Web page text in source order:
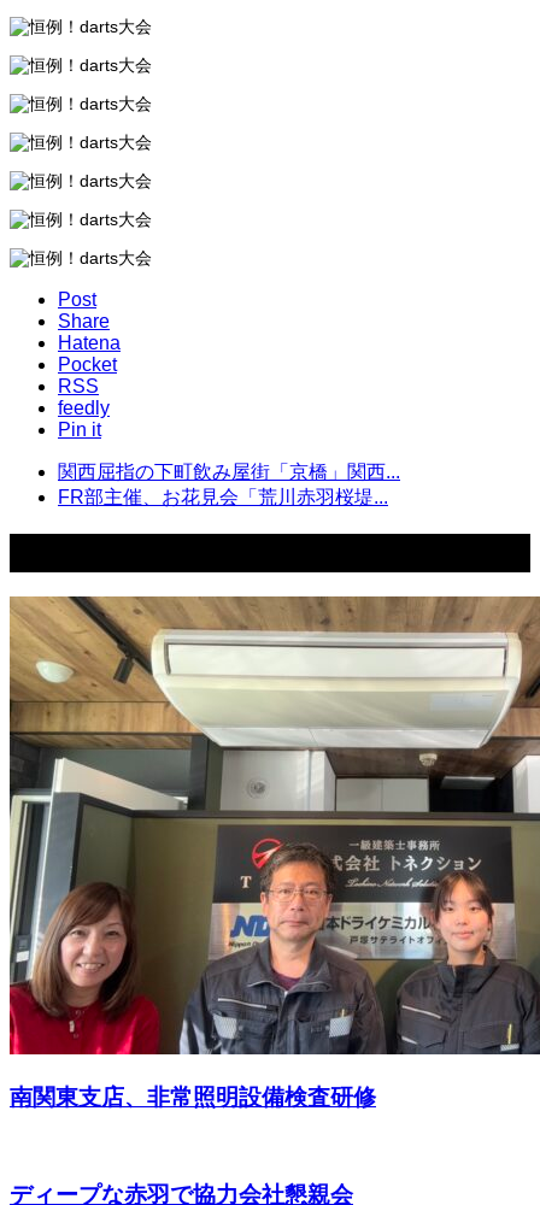
Post
Share
Hatena
Pocket
RSS
feedly
Pin it
関西屈指の下町飲み屋街「京橋」関西...
FR部主催、お花見会「荒川赤羽桜堤...
南関東支店、非常照明設備検査研修
ディープな赤羽で協力会社懇親会